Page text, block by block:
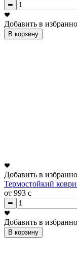
Добавить в
В корзину
Добавить в
Термостойкий
от 993 c
Добавить в
В корзину